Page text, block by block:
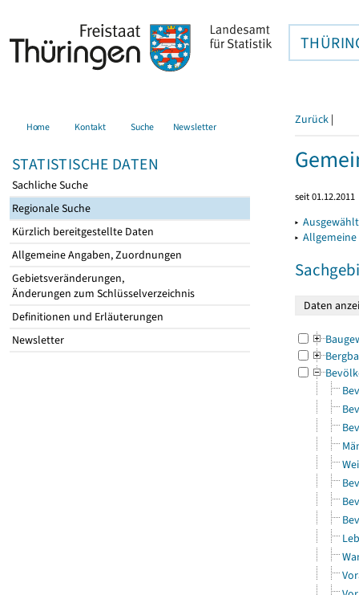
Home Kontakt Suche Newsletter
STATISTISCHE DATEN
Sachliche Suche
Regionale Suche
Kürzlich bereitgestellte Daten
Allgemeine Angaben, Zuordnungen
Gebietsveränderungen,
Änderungen zum Schlüsselverzeichnis
Definitionen und Erläuterungen
Newsletter
Zurück |
seit 01.12.2011
▸
▸